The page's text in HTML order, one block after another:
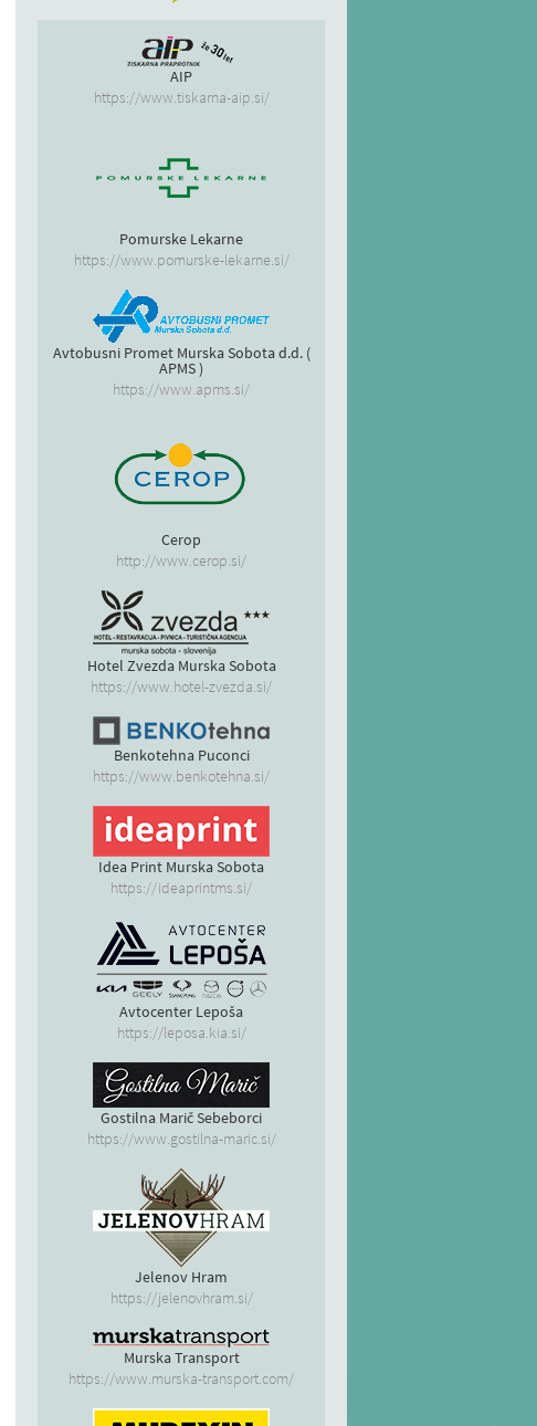
AIP
https://www.tiskarna-aip.si/
Pomurske Lekarne
https://www.pomurske-lekarne.si/
Avtobusni Promet Murska Sobota d.d. (
APMS )
https://www.apms.si/
Cerop
http://www.cerop.si/
Hotel Zvezda Murska Sobota
https://www.hotel-zvezda.si/
Benkotehna Puconci
https://www.benkotehna.si/
Idea Print Murska Sobota
https://ideaprintms.si/
Avtocenter Lepoša
https://leposa.kia.si/
Gostilna Marič Sebeborci
https://www.gostilna-maric.si/
Jelenov Hram
https://jelenovhram.si/
Murska Transport
https://www.murska-transport.com/